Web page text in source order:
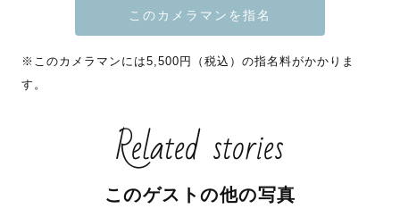
💉新型コロナワクチン4回接種済み
💉撮影は不織布マスクやアルコール除菌等、感染対策を徹
底して行います。
シフト制で別の仕事がありますので基本的にスケジュー
ルは「×」となっていますが、
ますと予定を空けることも可能です！
※このカメラマンには5,500円（税込）の指名料がかかりま
す。
Related stories
このゲストの他の写真